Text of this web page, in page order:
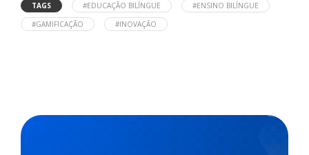
TAGS #EDUCAÇÃO BILÍNGUE
#ENSINO BILÍNGUE
#GAMIFICAÇÃO
#INOVAÇÃO